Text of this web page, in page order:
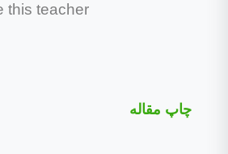
this teacher
چاپ مقاله